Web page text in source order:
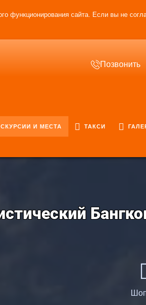
функционирования сайта. Если вы не
Позвонить
И МЕСТА ТАКСИ